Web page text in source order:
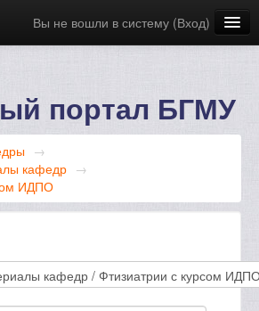
Вы не вошли в систему (Вход)
портал БГМУ
→
кафедр →
ИДПО